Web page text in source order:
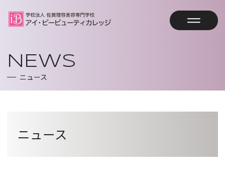
オープンキャンパス予約
HOME
NEWS
ニュース
ニュース